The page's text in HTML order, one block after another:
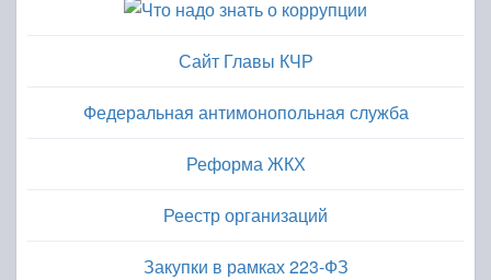
Сайт Главы КЧР
Федеральная антимонопольная служба
Реформа ЖКХ
Реестр организаций
Закупки в рамках 223-ФЗ